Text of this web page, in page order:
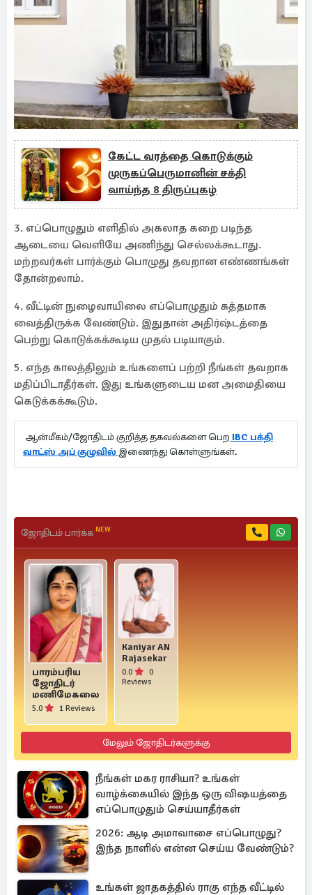
கேட்ட வரத்தை கொடுக்கும்
முருகப்பெருமானின் சக்தி
வாய்ந்த 8 திருப்புகழ்
3. எப்பொழுதும் எளிதில் அகலாத கறை படிந்த
ஆடையை வெளியே அணிந்து செல்லக்கூடாது.
மற்றவர்கள் பார்க்கும் பொழுது தவறான எண்ணங்கள்
தோன்றலாம்.
4. வீட்டின் நுழைவாயிலை எப்பொழுதும் சுத்தமாக
வைத்திருக்க வேண்டும். இதுதான் அதிர்ஷ்டத்தை
பெற்று கொடுக்கக்கூடிய முதல் படியாகும்.
5. எந்த காலத்திலும் உங்களைப் பற்றி நீங்கள் தவறாக
மதிப்பிடாதீர்கள். இது உங்களுடைய மன அமைதியை
கெடுக்கக்கூடும்.
ஆன்மீகம்/ஜோதிடம் குறித்த தகவல்களை பெற IBC பக்தி
வாட்ஸ் அப் குழுவில் இணைந்து கொள்ளுங்கள்.
ஜோதிடம் பார்க்க NEW
பாரம்பரிய
ஜோதிடர்
மணிமேகலை
5.0 1 Reviews
Kaniyar AN
Rajasekar
0.0
0
Reviews
மேலும் ஜோதிடர்களுக்கு
நீங்கள் மகர ராசியா? உங்கள்
வாழ்க்கையில் இந்த ஒரு விஷயத்தை
எப்பொழுதும் செய்யாதீர்கள்
2026: ஆடி அமாவாசை எப்பொழுது?
இந்த நாளில் என்ன செய்ய வேண்டும்?
உங்கள் ஜாதகத்தில் ராகு எந்த வீட்டில்